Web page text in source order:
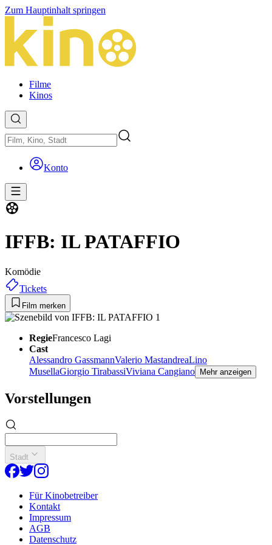
Zum Hauptinhalt springen
Filme
Kinos
Konto
IFFB: IL PATAFFIO
Komödie
Tickets
Film merken
RegieFrancesco Lagi
Cast
Alessandro GassmannValerio MastandreaLino
MusellaGiorgio TirabassiViviana Cangiano Mehr anzeigen
Vorstellungen
Stadt
Für Kinobetreiber
Kontakt
Impressum
AGB
Datenschutz